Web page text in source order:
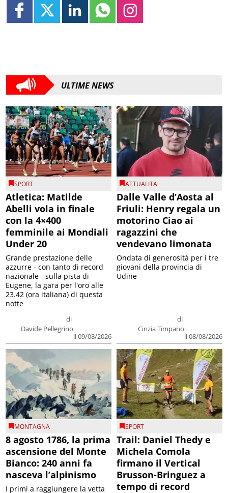
ULTIME NEWS
SPORT
Atletica: Matilde
Abelli vola in finale
con la 4×400
femminile ai Mondiali
Under 20
di
Davide Pellegrino
il 09/08/2026
Grande prestazione delle
azzurre - con tanto di record
nazionale - sulla pista di
Eugene, la gara per l'oro alle
23.42 (ora italiana) di questa
notte
ATTUALITA'
Dalle Valle d’Aosta al
Friuli: Henry regala un
motorino Ciao ai
ragazzini che
vendevano limonata
di
Cinzia Timpano
il 08/08/2026
Ondata di generosità per i tre
giovani della provincia di
Udine
MONTAGNA
8 agosto 1786, la prima
ascensione del Monte
Bianco: 240 anni fa
nasceva l’alpinismo
I primi a raggiungere la vetta
SPORT
Trail: Daniel Thedy e
Michela Comola
firmano il Vertical
Brusson-Bringuez a
tempo di record